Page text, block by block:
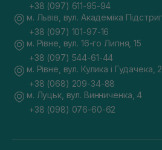
+38 (097) 611-95-94
м. Львів, вул. Академіка
+38 (097) 101-97-16
м. Рівне, вул. 16-го Липня, 15
+38 (097) 544-61-44
м. Рівне, вул. Кулика і
+38 (068) 209-34-88
м. Луцьк, вул. Винниченка, 4
+38 (098) 076-60-62